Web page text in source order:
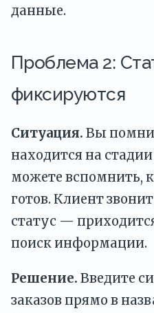
данные.
Проблема 2:
фиксируются
Ситуация. Вы
находится на
можете вспомнить,
готов. Клиент
статус —
поиск информации.
Решение. Введите
заказов прямо в